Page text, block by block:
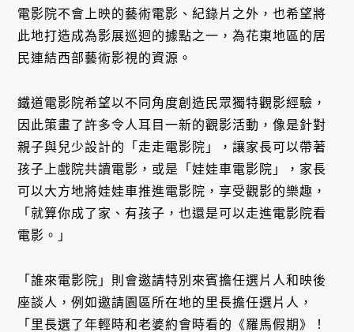
電影院不會上映的藝術電影、紀錄片之外，也希望將
此地打造成為影展巡迴的據點之一，為花東地區的居
民連結西部藝術影視的資源。
鐵道電影院希望以不同角度創造民眾獨特觀影經驗，
因此策畫了許多令人耳目一新的觀影活動，像是針對
親子與兒少設計的「走走電影院」，讓家長可以帶著
孩子上戲院共讀電影，或是「娃娃車電影院」，家長
可以大方地將娃娃車推進電影院，享受觀影的樂趣，
「就算你成了家、有孩子，也還是可以走進電影院看
電影。」
「誰來電影院」則會邀請特別來賓擔任選片人和映後
座談人，例如邀請園區所在地的里長擔任選片人，
「里長選了年輕時和老婆約會時看的《羅馬假期》！